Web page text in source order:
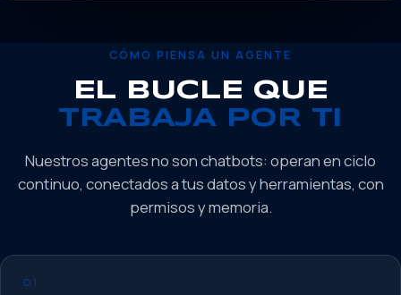
CÓMO PIENSA UN AGENTE
EL BUCLE QUE
TRABAJA POR TI
Nuestros agentes no son chatbots: operan en ciclo
continuo, conectados a tus datos y herramientas, con
permisos y memoria.
01